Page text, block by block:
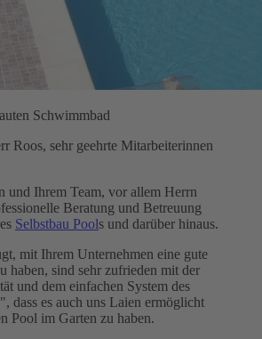
Schwimmbad
Roos, sehr geehrte Mitarbeiterinnen
und Ihrem Team, vor allem Herrn
Beratung und Betreuung
Selbstbau Pools und darüber hinaus.
mit Ihrem Unternehmen eine gute
haben, sind sehr zufrieden mit der
und dem einfachen System des
dass es auch uns Laien ermöglicht
Pool im Garten zu haben.